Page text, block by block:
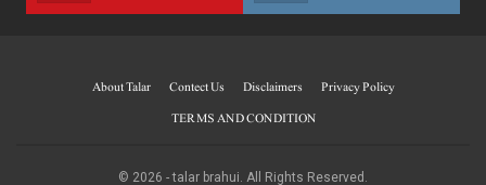
About Talar Contect Us Disclaimers
Privacy Policy
TERMS AND CONDITION
© 2026 - talar brahui. All Rights Reserved.